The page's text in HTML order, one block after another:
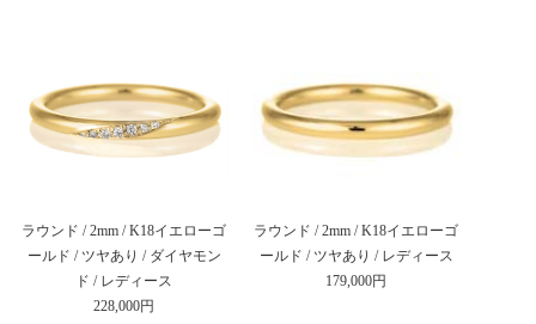
ラウンド / 2mm / K18イエローゴ
ールド / ツヤあり / ダイヤモン
ド / レディース
228,000円
ラウンド / 2mm / K18イエローゴ
ールド / ツヤあり / レディース
179,000円